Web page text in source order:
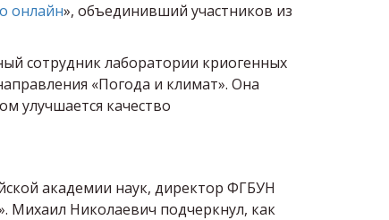
онлайн», объединивший участников из
сотрудник лаборатории криогенных
«Погода и климат». Она
улучшается качество
академии наук, директор ФГБУН
Михаил Николаевич подчеркнул, как